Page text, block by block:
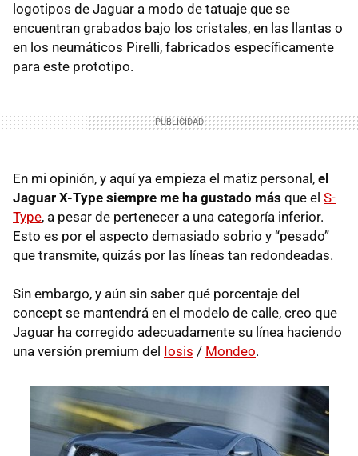
logotipos de Jaguar a modo de tatuaje que se
encuentran grabados bajo los cristales, en las llantas o
en los neumáticos Pirelli, fabricados específicamente
para este prototipo.
En mi opinión, y aquí ya empieza el matiz personal, el
Jaguar X-Type siempre me ha gustado más que el S-
Type, a pesar de pertenecer a una categoría inferior.
Esto es por el aspecto demasiado sobrio y “pesado”
que transmite, quizás por las líneas tan redondeadas.
Sin embargo, y aún sin saber qué porcentaje del
concept se mantendrá en el modelo de calle, creo que
Jaguar ha corregido adecuadamente su línea haciendo
una versión premium del Iosis / Mondeo.